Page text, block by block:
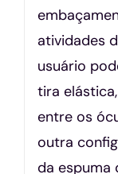
atividades
usuário
tira
entre os
outra
da espuma